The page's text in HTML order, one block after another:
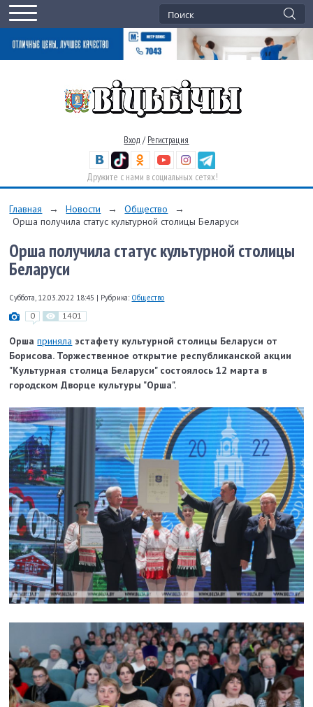
Вход / Регистрация
Дружите с нами в социальных сетях!
Главная → Новости → Общество
→
Орша получила статус культурной столицы Беларуси
Орша получила статус культурной столицы
Беларуси
Суббота, 12.03.2022 18:45 | Рубрика: Общество
0 1401
Оршаприняла эстафету культурной столицы Беларуси от
Борисова. Торжественное открытие республиканской акции
"Культурная столица Беларуси" состоялось 12 марта в
городском Дворце культуры "Орша".